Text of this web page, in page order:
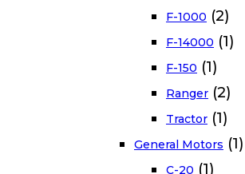
F-1000 (2)
F-14000 (1)
F-150 (1)
Ranger (2)
Tractor (1)
General Motors (1)
C-20 (1)